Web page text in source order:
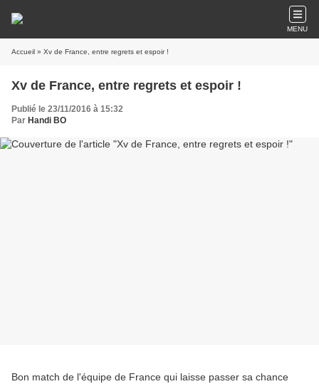
MENU
Accueil » Xv de France, entre regrets et espoir !
Xv de France, entre regrets et espoir !
Publié le 23/11/2016 à 15:32
Par Handi BO
Bon match de l'équipe de France qui laisse passer sa chance